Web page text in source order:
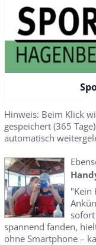
Hinweis: Beim Klick
gespeichert (365
automatisch
"Kein
sofort
spannend fanden,
ohne Smartphone –